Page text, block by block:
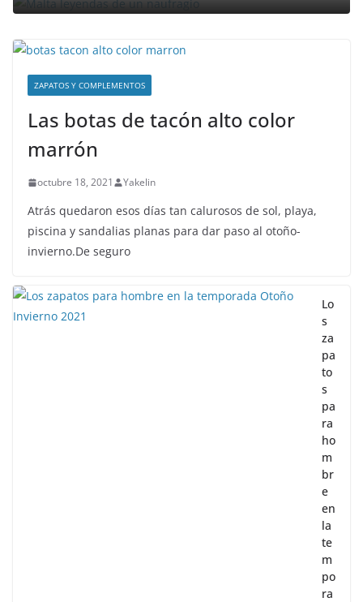
ZAPATOS Y COMPLEMENTOS
Las botas de tacón alto color
marrón
octubre 18, 2021 Yakelin
Atrás quedaron esos días tan calurosos de sol, playa,
piscina y sandalias planas para dar paso al otoño-
invierno.De seguro
Lo
s
za
pa
to
s
pa
ra
ho
m
br
e
en
la
te
m
po
ra